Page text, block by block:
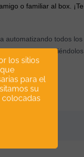
los sitios
para el
su
colocadas
o familiar al box. ¡Te
automatizando todos los
ellos y manteniéndolos
de cross fit!